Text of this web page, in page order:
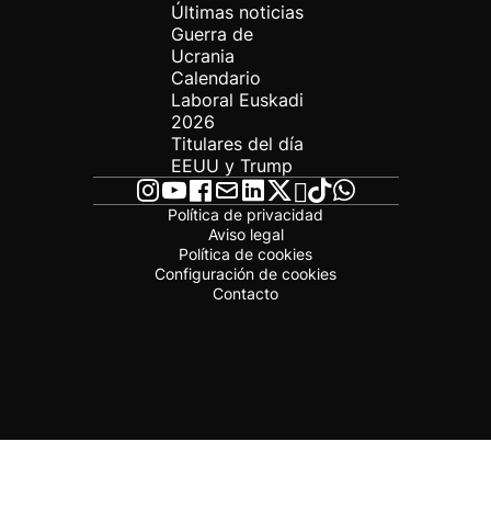
Últimas noticias
Guerra de
Ucrania
Calendario
Laboral Euskadi
2026
Titulares del día
EEUU y Trump
Política de privacidad
Aviso legal
Política de cookies
Configuración de cookies
Contacto